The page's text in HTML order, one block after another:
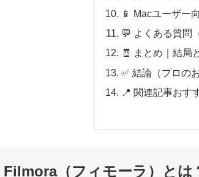
📱 Macユーザー
💬 よくある質問
🧾 まとめ｜結局
✅ 結論（プロの
📍 関連記事おす
Filmora（フィモーラ）とは